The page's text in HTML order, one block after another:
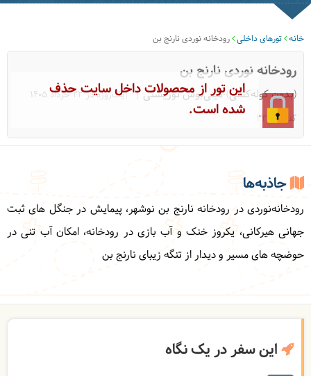
خانه تورهای داخلی رودخانه نوردی نارنج بن
رودخانه نوردی نارنج بن
(بدون کوله‌کشی)-مینی‌بوس توریستی
|یک‌روزه در 22 خرداد 1405
کد: 32756
این تور از محصولات داخل سایت حذف
شده است.
جاذبه‌ها
رودخانه‌نوردی در رودخانه نارنج بن نوشهر، پیمایش در جنگل های ثبت
جهانی هیرکانی، یکروز خنک و آب بازی در رودخانه، امکان آب تنی در
حوضچه های مسیر و دیدار از تنگه زیبای نارنج بن
این سفر در یک نگاه